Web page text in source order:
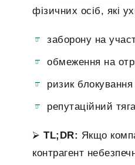
фізичних осіб, які
заборону на
обмеження на
ризик блокування
репутаційний
⮚ TL;DR: Якщо
контрагент